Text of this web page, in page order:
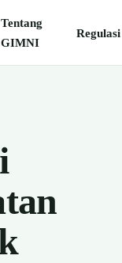
Tentang
GIMNI
Regulasi